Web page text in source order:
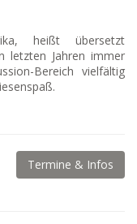
heißt übersetzt
letzten Jahren immer
Bereich vielfältig
Termine & Infos